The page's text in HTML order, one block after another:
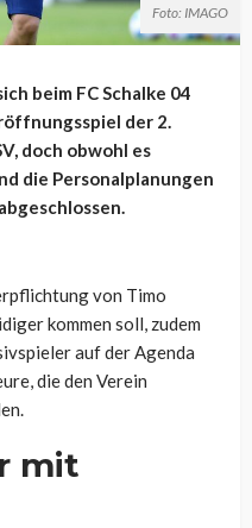
Foto: IMAGO
beim FC Schalke 04
der 2.
doch obwohl es
die Personalplanungen
von Timo
kommen soll, zudem
auf der Agenda
die den Verein
mit